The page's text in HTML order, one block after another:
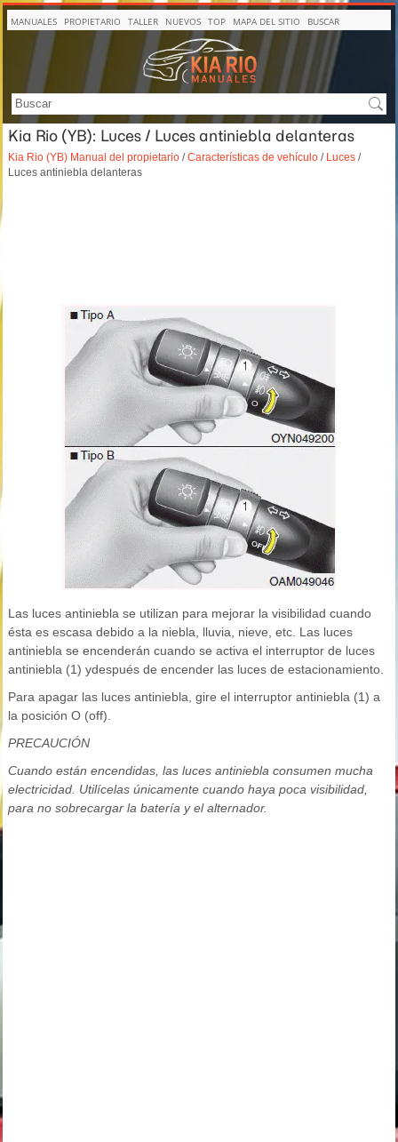
MANUALES PROPIETARIO TALLER NUEVOS TOP MAPA DEL SITIO BUSCAR
Kia Rio (YB): Luces / Luces antiniebla delanteras
Kia Rio (YB) Manual del propietario /Características de vehículo / Luces /
Luces antiniebla delanteras
Las luces antiniebla se utilizan para mejorar la visibilidad cuando
ésta es escasa debido a la niebla, lluvia, nieve, etc. Las luces
antiniebla se encenderán cuando se activa el interruptor de luces
antiniebla (1) ydespués de encender las luces de estacionamiento.
Para apagar las luces antiniebla, gire el interruptor antiniebla (1) a
la posición O (off).
PRECAUCIÓN
Cuando están encendidas, las luces antiniebla consumen mucha
electricidad. Utilícelas únicamente cuando haya poca visibilidad,
para no sobrecargar la batería y el alternador.